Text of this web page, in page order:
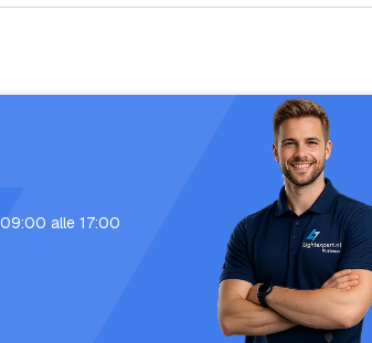
alle 17:00